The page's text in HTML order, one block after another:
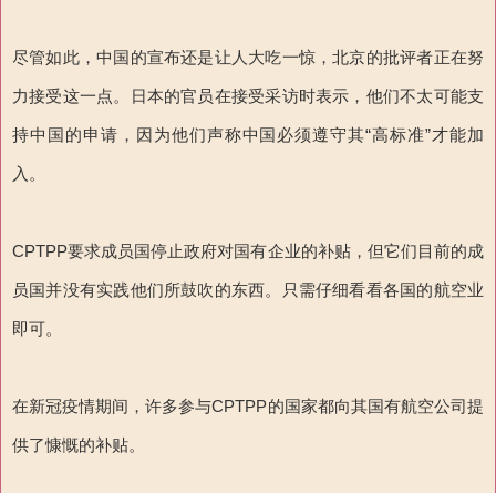
尽管如此，中国的宣布还是让人大吃一惊，北京的批评者正在努
力接受这一点。日本的官员在接受采访时表示，他们不太可能支
持中国的申请，因为他们声称中国必须遵守其“高标准”才能加
入。
CPTPP要求成员国停止政府对国有企业的补贴，但它们目前的成
员国并没有实践他们所鼓吹的东西。只需仔细看看各国的航空业
即可。
在新冠疫情期间，许多参与CPTPP的国家都向其国有航空公司提
供了慷慨的补贴。